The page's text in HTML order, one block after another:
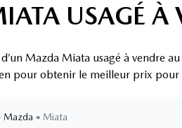
USAGÉ À
d’un Mazda Miata usagé à
pour obtenir le meilleur prix pour
Mazda » Miata